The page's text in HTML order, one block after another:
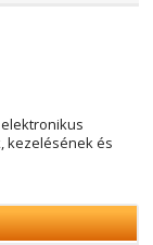
kezelésének és